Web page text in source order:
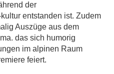
der
entstanden ist. Zudem
Auszüge aus dem
das sich humorig
im alpinen Raum
feiert.